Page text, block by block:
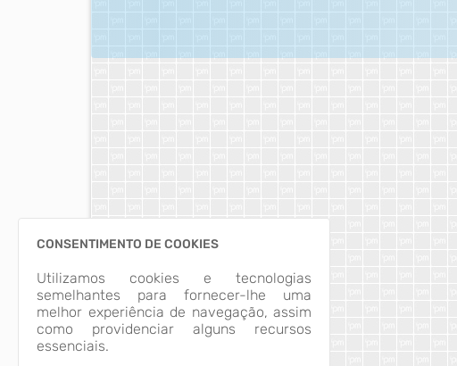
CONSENTIMENTO DE COOKIES
Utilizamos cookies e tecnologias
semelhantes para fornecer-lhe uma
melhor experiência de navegação, assim
como providenciar alguns recursos
essenciais.